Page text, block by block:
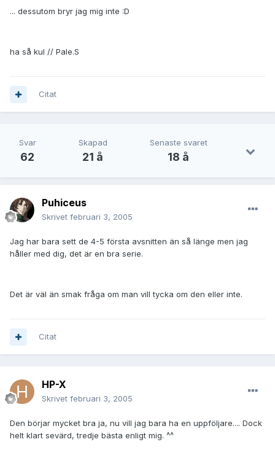
... dessutom bryr jag mig inte :D
ha så kul // Pale.S
Citat
Svar
62
Skapad
21 å
Senaste svaret
18 å
Puhiceus
Skrivet februari 3, 2005
Jag har bara sett de 4-5 första avsnitten än så länge men jag
håller med dig, det är en bra serie.
Det är väl än smak fråga om man vill tycka om den eller inte.
Citat
HP-X
Skrivet februari 3, 2005
Den börjar mycket bra ja, nu vill jag bara ha en uppföljare.... Dock
helt klart sevärd, tredje bästa enligt mig. ^^